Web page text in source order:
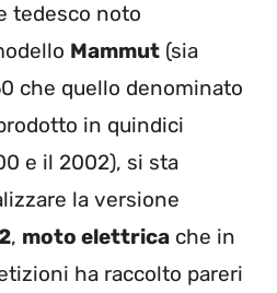
tedesco noto
Mammut (sia
che quello denominato
in quindici
e il 2002), si sta
la versione
, moto elettrica che in
ha raccolto pareri